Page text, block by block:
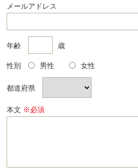
メールアドレス
年齢 歳
性別 男性 女性
都道府県
本文 ※必須